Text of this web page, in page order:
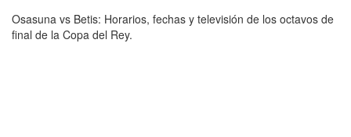
Osasuna vs Betis: Horarios, fechas y televisión de los octavos de
final de la Copa del Rey.